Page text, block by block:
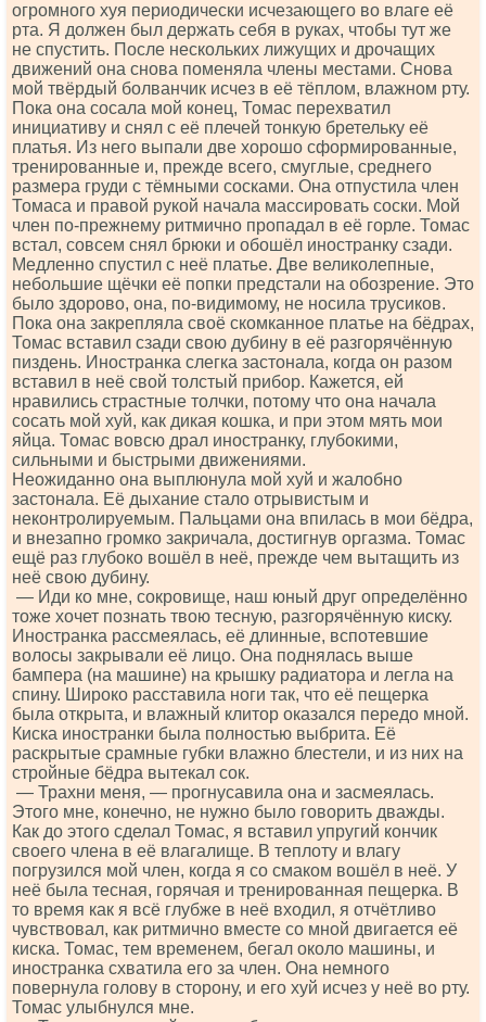
огромного хуя периодически исчезающего во влаге её
рта. Я должен был держать себя в руках, чтобы тут же
не спустить. После нескольких лижущих и дрочащих
движений она снова поменяла члены местами. Снова
мой твёрдый болванчик исчез в её тёплом, влажном рту.
Пока она сосала мой конец, Томас перехватил
инициативу и снял с её плечей тонкую бретельку её
платья. Из него выпали две хорошо сформированные,
тренированные и, прежде всего, смуглые, среднего
размера груди с тёмными сосками. Она отпустила член
Томаса и правой рукой начала массировать соски. Мой
член по-прежнему ритмично пропадал в её горле. Томас
встал, совсем снял брюки и обошёл иностранку сзади.
Медленно спустил с неё платье. Две великолепные,
небольшие щёчки её попки предстали на обозрение. Это
было здорово, она, по-видимому, не носила трусиков.
Пока она закрепляла своё скомканное платье на бёдрах,
Томас вставил сзади свою дубину в её разгорячённую
пиздень. Иностранка слегка застонала, когда он разом
вставил в неё свой толстый прибор. Кажется, ей
нравились страстные толчки, потому что она начала
сосать мой хуй, как дикая кошка, и при этом мять мои
яйца. Томас вовсю драл иностранку, глубокими,
сильными и быстрыми движениями.
Неожиданно она выплюнула мой хуй и жалобно
застонала. Её дыхание стало отрывистым и
неконтролируемым. Пальцами она впилась в мои бёдра,
и внезапно громко закричала, достигнув оргазма. Томас
ещё раз глубоко вошёл в неё, прежде чем вытащить из
неё свою дубину.
— Иди ко мне, сокровище, наш юный друг определённо
тоже хочет познать твою тесную, разгорячённую киску.
Иностранка рассмеялась, её длинные, вспотевшие
волосы закрывали её лицо. Она поднялась выше
бампера (на машине) на крышку радиатора и легла на
спину. Широко расставила ноги так, что её пещерка
была открыта, и влажный клитор оказался передо мной.
Киска иностранки была полностью выбрита. Её
раскрытые срамные губки влажно блестели, и из них на
стройные бёдра вытекал сок.
— Трахни меня, — прогнусавила она и засмеялась.
Этого мне, конечно, не нужно было говорить дважды.
Как до этого сделал Томас, я вставил упругий кончик
своего члена в её влагалище. В теплоту и влагу
погрузился мой член, когда я со смаком вошёл в неё. У
неё была тесная, горячая и тренированная пещерка. В
то время как я всё глубже в неё входил, я отчётливо
чувствовал, как ритмично вместе со мной двигается её
киска. Томас, тем временем, бегал около машины, и
иностранка схватила его за член. Она немного
повернула голову в сторону, и его хуй исчез у неё во рту.
Томас улыбнулся мне.